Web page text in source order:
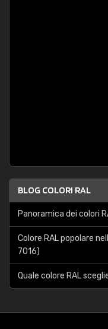
BLOG COLORI RAL
Panoramica dei colori
Colore RAL popolare
7016)
Quale colore RAL